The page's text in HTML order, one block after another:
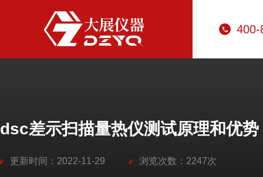
400-
dsc差示扫描量热仪测试原理和优势
更新时间：2022-11-29 浏览次数：2247次